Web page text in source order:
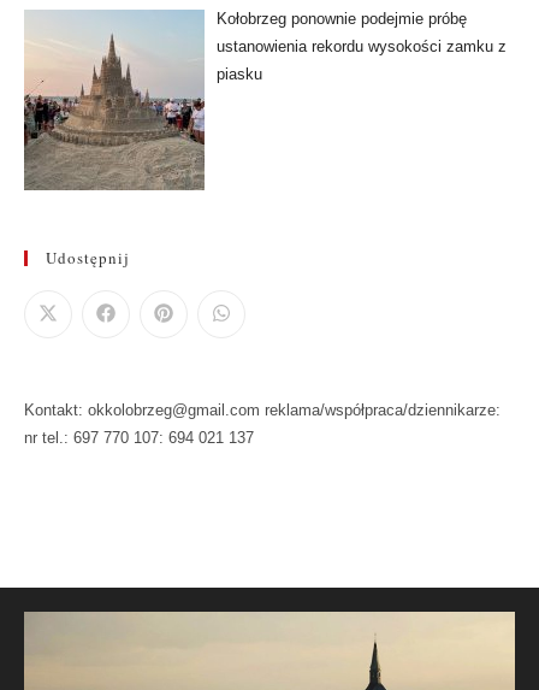
Kołobrzeg ponownie podejmie próbę
ustanowienia rekordu wysokości zamku z
piasku
Udostępnij
Kontakt: okkolobrzeg@gmail.com reklama/współpraca/dziennikarze:
nr tel.: 697 770 107: 694 021 137